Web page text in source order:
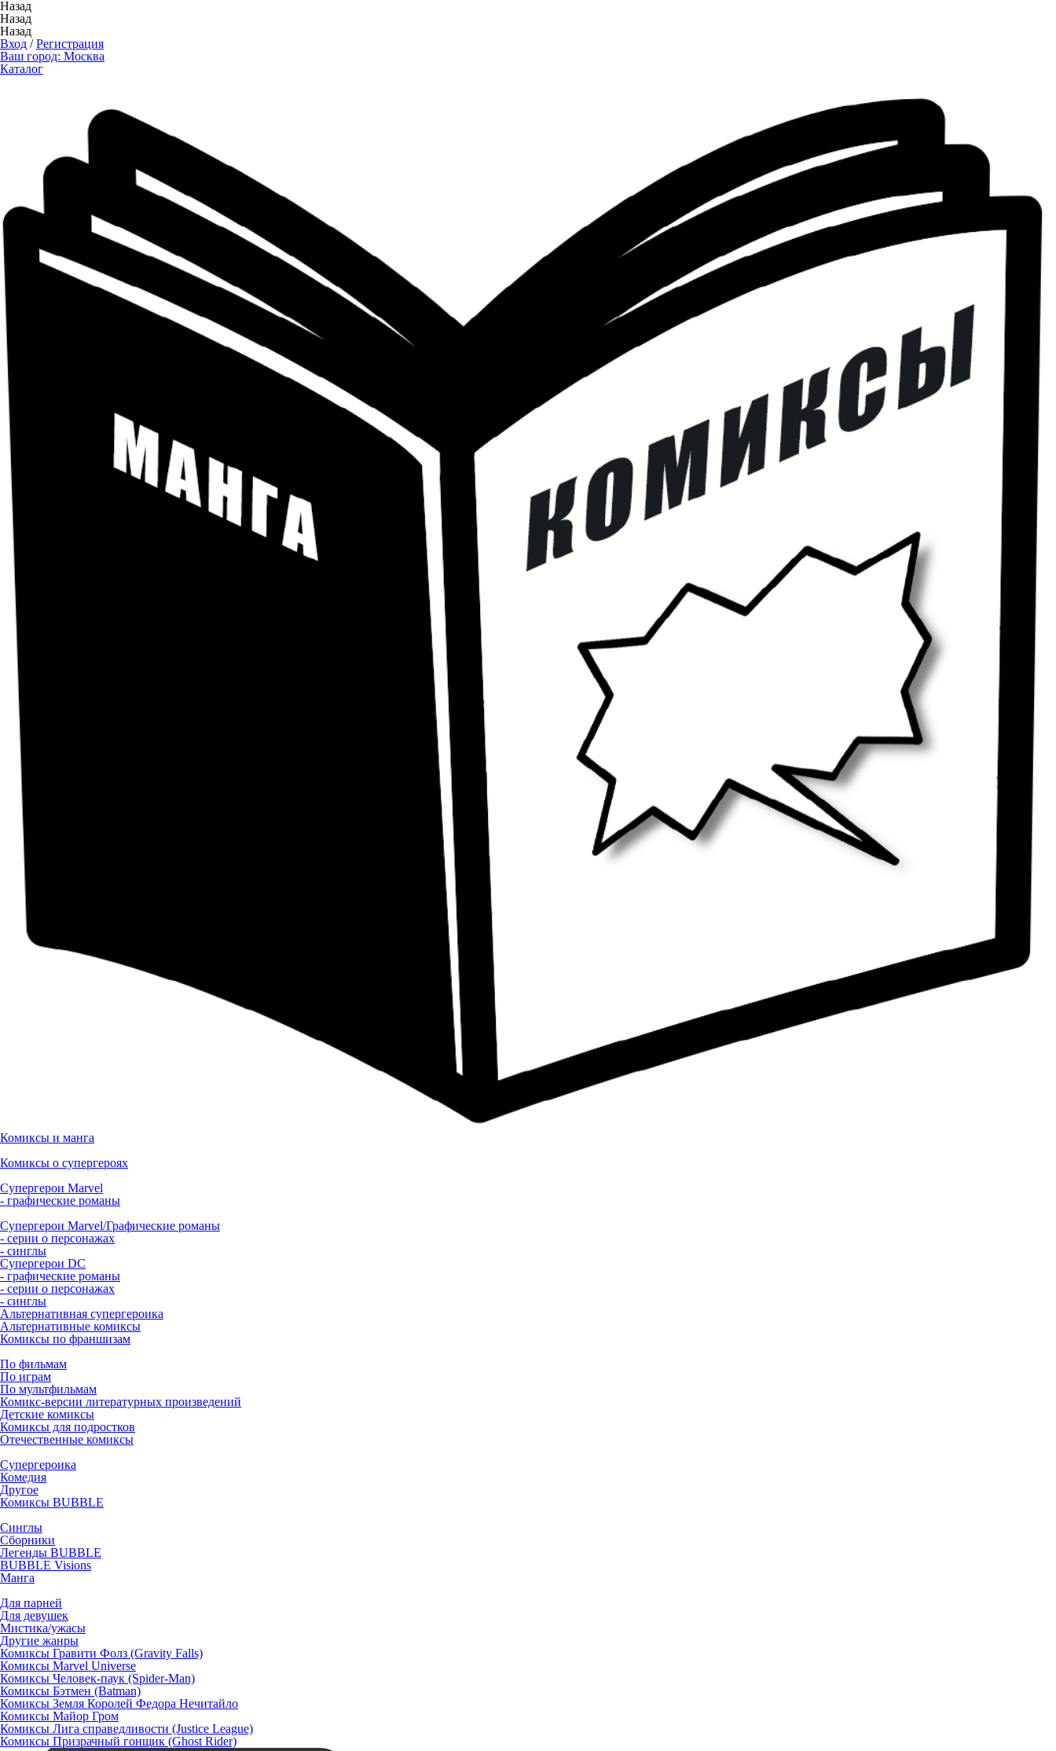
Назад
Назад
Назад
Вход /Регистрация
Ваш город: Москва
Каталог
Комиксы и манга
Комиксы о супергероях
Супергерои Marvel
- графические романы
Супергерои Marvel/Графические романы
- серии о персонажах
- синглы
Супергерои DC
- графические романы
- серии о персонажах
- синглы
Альтернативная супергероика
Альтернативные комиксы
Комиксы по франшизам
По фильмам
По играм
По мультфильмам
Комикс-версии литературных произведений
Детские комиксы
Комиксы для подростков
Отечественные комиксы
Супергероика
Комедия
Другое
Комиксы BUBBLE
Синглы
Сборники
Легенды BUBBLE
BUBBLE Visions
Манга
Для парней
Для девушек
Мистика/ужасы
Другие жанры
Комиксы Гравити Фолз (Gravity Falls)
Комиксы Marvel Universe
Комиксы Человек-паук (Spider-Man)
Комиксы Бэтмен (Batman)
Комиксы Земля Королей Федора Нечитайло
Комиксы Майор Гром
Комиксы Лига справедливости (Justice League)
Комиксы Призрачный гонщик (Ghost Rider)